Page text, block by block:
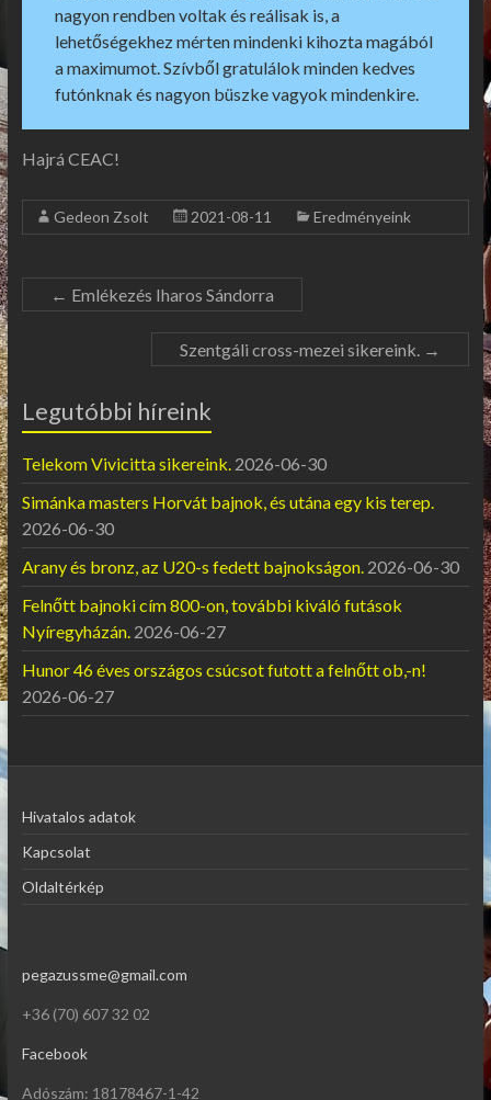
nagyon rendben voltak és reálisak is, a
lehetőségekhez mérten mindenki kihozta magából
a maximumot. Szívből gratulálok minden kedves
futónknak és nagyon büszke vagyok mindenkire.
Hajrá CEAC!
Gedeon Zsolt 2021-08-11 Eredményeink
← Emlékezés Iharos Sándorra
Szentgáli cross-mezei sikereink. →
Legutóbbi híreink
Telekom Vivicitta sikereink. 2026-06-30
Simánka masters Horvát bajnok, és utána egy kis terep.
2026-06-30
Arany és bronz, az U20-s fedett bajnokságon. 2026-06-30
Felnőtt bajnoki cím 800-on, további kiváló futások
Nyíregyházán. 2026-06-27
Hunor 46 éves országos csúcsot futott a felnőtt ob,-n!
2026-06-27
Hivatalos adatok
Kapcsolat
Oldaltérkép
pegazussme@gmail.com
+36 (70) 607 32 02
Facebook
Adószám: 18178467-1-42